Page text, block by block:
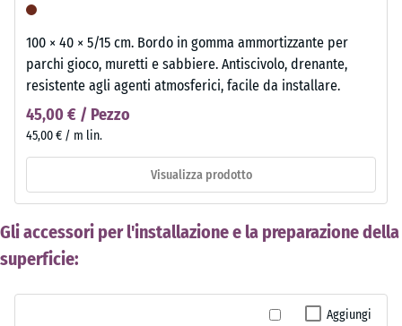
100 × 40 × 5/15 cm. Bordo in gomma ammortizzante per
parchi gioco, muretti e sabbiere. Antiscivolo, drenante,
resistente agli agenti atmosferici, facile da installare.
45,00 € / Pezzo
45,00 € / m lin.
Visualizza prodotto
Gli accessori per l'installazione e la preparazione della
superficie:
Aggiungi